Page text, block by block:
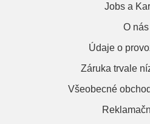
Jobs a
O nás
Údaje o
Záruka trvale
Všeobecné